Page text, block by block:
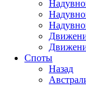
Споты
Назад